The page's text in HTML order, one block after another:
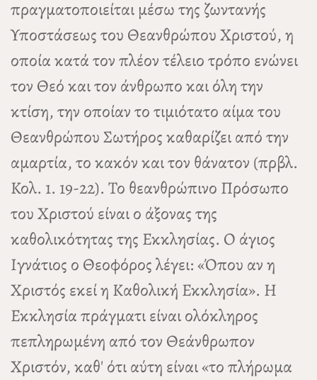
πραγματοποιείται μέσω της ζωντανής
Υποστάσεως του Θεανθρώπου Χριστού, η
οποία κατά τον πλέον τέλειο τρόπο ενώνει
τον Θεό και τον άνθρωπο και όλη την
κτίση, την οποίαν το τιμιότατο αίμα του
Θεανθρώπου Σωτήρος καθαρίζει από την
αμαρτία, το κακόν και τον θάνατον (πρβλ.
Κολ. 1. 19-22). Το θεανθρώπινο Πρόσωπο
του Χριστού είναι ο άξονας της
καθολικότητας της Εκκλησίας. Ο άγιος
Ιγνάτιος ο Θεοφόρος λέγει: «Όπου αν η
Χριστός εκεί η Καθολική Εκκλησία». Η
Εκκλησία πράγματι είναι ολόκληρος
πεπληρωμένη από τον Θεάνθρωπον
Χριστόν, καθ' ότι αύτη είναι «το πλήρωμα